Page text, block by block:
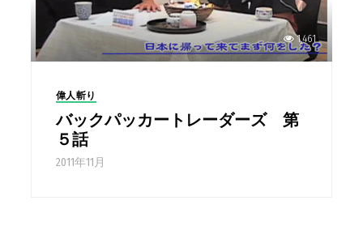
1,461
偉人斬り
バックパッカートレーダーズ 第
５話
2011年11月